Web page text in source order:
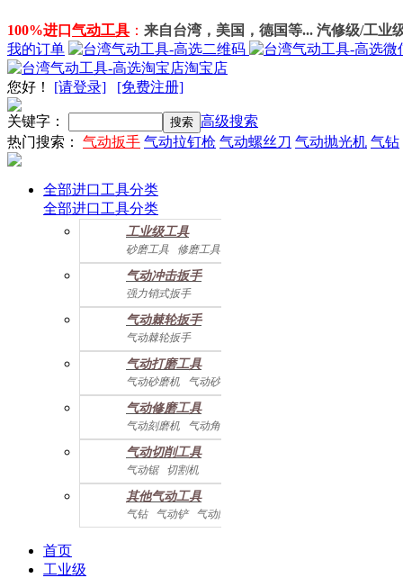
100%进口 气动工具 ： 来自台湾，美国，德国等... 汽修级/工业
我的订单
淘宝店
您好 ！ [请登录] [免费注册]
关键字：
高级搜索
热门搜索： 气动扳手 气动拉钉枪 气动螺丝刀 气动抛光机 气钻
全部进口工具分类
全部进口工具分类
工业级工具
砂磨工具
修磨工具
建筑工具 气动螺丝起子
气动配件
气动冲击扳手
强力销式扳手
双鎚打式扳手
双环锤打式扳手
强力冲击扳手
迷你冲击扳手
直角式冲击扭力扳手
气动棘轮扳手
气动棘轮扳手
迷你棘轮扳手
气动打磨工具
气动砂磨机
气动砂带机
气动抛光机 胎磨/除胶机
气动修磨工具
气动刻磨机 气动角磨机
气动切削工具
气动锯 切割机
气动曲线剪
其他气动工具
气钻 气动铲 气动除锈机
气动拉钉机 气动喷漆枪
首页
工业级